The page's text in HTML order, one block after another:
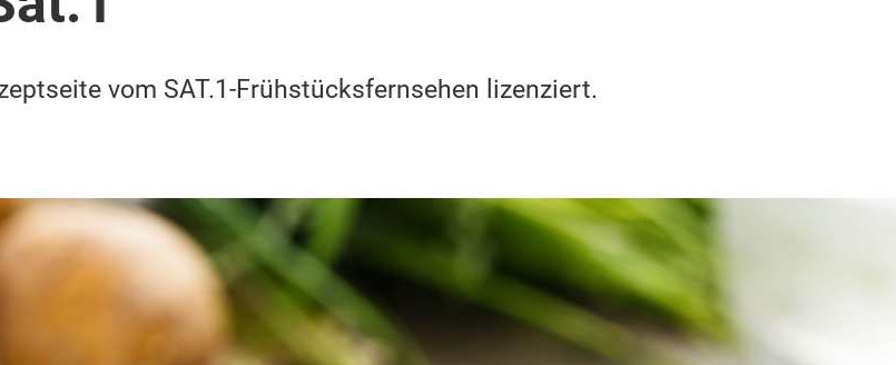
vom SAT.1-Frühstücksfernsehen lizenziert.